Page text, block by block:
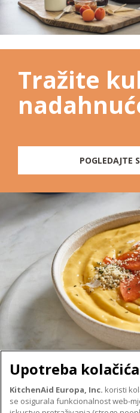
Tražite
POGLEDAJTE
O TVRTKI KITCHENAID
Upotreba kolačića
KitchenAid Europa, Inc. koristi
se osigurala funkcionalnost web-